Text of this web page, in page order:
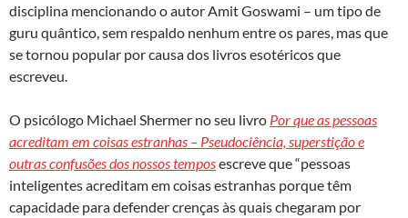
disciplina mencionando o autor Amit Goswami – um tipo de
guru quântico, sem respaldo nenhum entre os pares, mas que
se tornou popular por causa dos livros esotéricos que
escreveu.
O psicólogo Michael Shermer no seu livro Por que as pessoas
acreditam em coisas estranhas – Pseudociência, superstição e
outras confusões dos nossos temposescreve que “pessoas
inteligentes acreditam em coisas estranhas porque têm
capacidade para defender crenças às quais chegaram por